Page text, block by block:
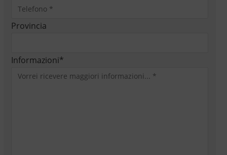
Provincia
Informazioni*